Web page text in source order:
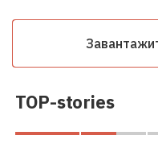
TOP-stories